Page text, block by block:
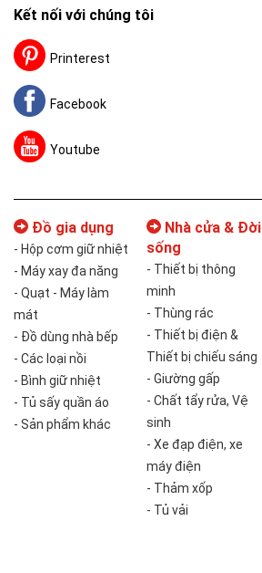
Kết nối với chúng tôi
Printerest
Facebook
Youtube
Đồ gia dụng
- Hộp cơm giữ nhiệt
- Máy xay đa năng
- Quạt - Máy làm
mát
- Đồ dùng nhà bếp
- Các loại nồi
- Bình giữ nhiệt
- Tủ sấy quần áo
- Sản phẩm khác
Nhà cửa & Đời
sống
- Thiết bị thông
minh
- Thùng rác
- Thiết bị điện &
Thiết bị chiếu sáng
- Giường gấp
- Chất tẩy rửa, Vệ
sinh
- Xe đạp điện, xe
máy điện
- Thảm xốp
- Tủ vải